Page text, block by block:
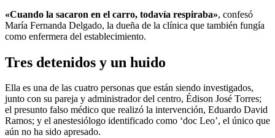
«Cuando la sacaron en el carro, todavía respiraba», confesó
María Fernanda Delgado, la dueña de la clínica que también fungía
como enfermera del establecimiento.
Tres detenidos y un huido
Ella es una de las cuatro personas que están siendo investigados,
junto con su pareja y administrador del centro, Édison José Torres;
el presunto falso médico que realizó la intervención, Eduardo David
Ramos; y el anestesiólogo identificado como ‘doc Leo’, el único que
aún no ha sido apresado.